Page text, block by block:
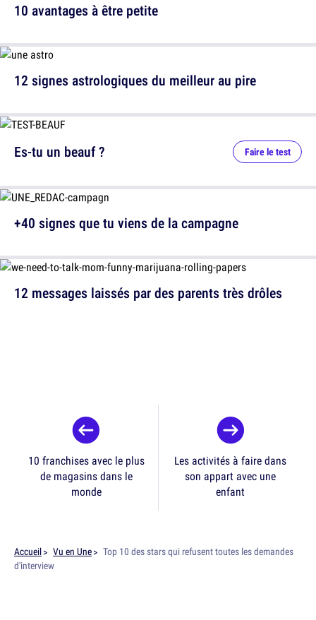
10 avantages à être petite
12 signes astrologiques du meilleur au pire
12 messages laissés par des parents très drôles
Es-tu un beauf ? Faire le test
+40 signes que tu viens de la campagne
10 franchises avec le plus
de magasins dans le
monde
Les activités à faire dans
son appart avec une
enfant
Accueil Vu en Une
Top 10 des stars qui refusent toutes les demandes
d'interview